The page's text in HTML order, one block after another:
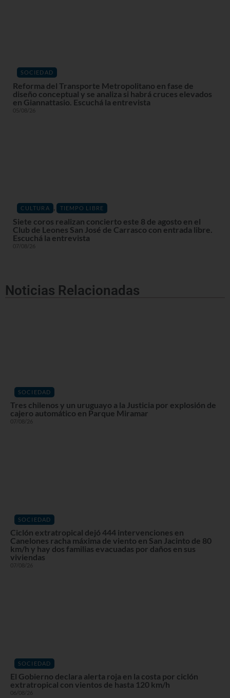
SOCIEDAD
Reforma del Transporte Metropolitano en fase de
diseño conceptual y se analiza si habrá cruces elevados
en Giannattasio. Escuchá la entrevista
05/08/26
CULTURA , TIEMPO LIBRE
Siete coros realizan concierto este 8 de agosto en el
Club de Leones San José de Carrasco con entrada libre.
Escuchá la entrevista
07/08/26
Noticias Relacionadas
SOCIEDAD
Tres chilenos y un uruguayo a la Justicia por explosión de
cajero automático en Parque Miramar
07/08/26
SOCIEDAD
Ciclón extratropical dejó 444 intervenciones en
Canelones racha máxima de viento en San Jacinto de 80
km/h y hay dos familias evacuadas por daños en sus
viviendas
07/08/26
SOCIEDAD
El Gobierno declara alerta roja en la costa por ciclón
extratropical con vientos de hasta 120 km/h
06/08/26